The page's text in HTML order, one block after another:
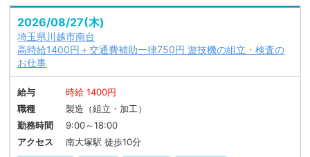
2026/08/27(木)
埼玉県川越市南台
高時給1400円＋交通費補助一律750円 遊技機の組立・検査の
お仕事
給与
時給 1400円
職種
製造（組立・加工）
勤務時間
9:00～18:00
アクセス
南大塚駅 徒歩10分